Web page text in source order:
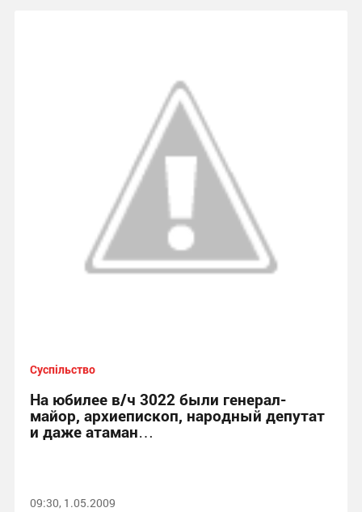
Суспільство
На юбилее в/ч 3022 были генерал-
майор, архиепископ, народный депутат
и даже атаман…
09:30, 1.05.2009